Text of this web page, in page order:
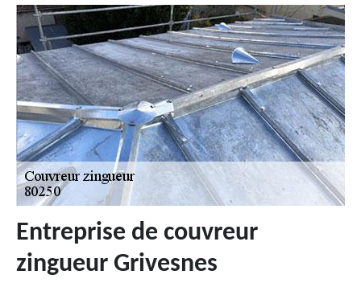
Entreprise de couvreur
zingueur Grivesnes